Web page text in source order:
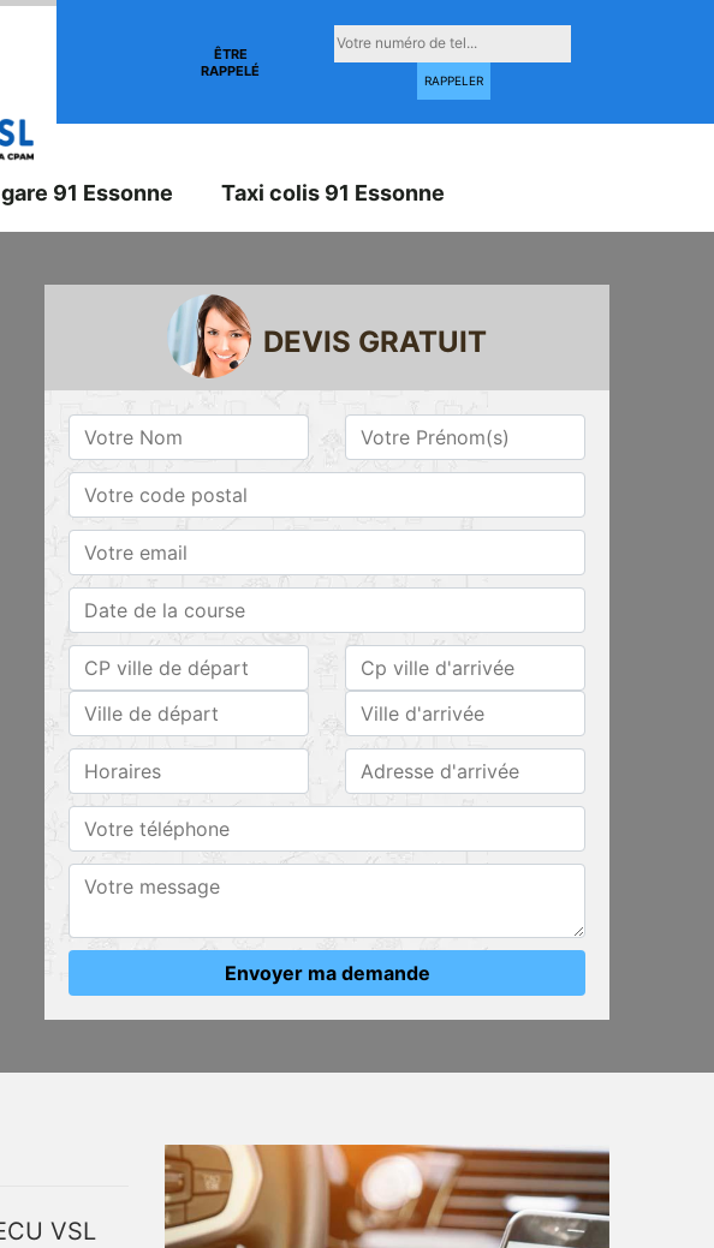
ÊTRE
RAPPELÉ
91 Essonne Taxi colis 91 Essonne
Taxi 91 Essonne
Taxi conventionné
91 Essonne
Essonne
DEVIS GRATUIT
VSL